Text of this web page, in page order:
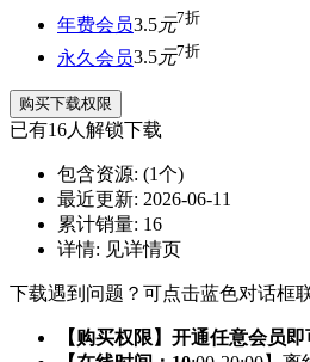
年费会员3.5元7折
永久会员3.5元7折
购买下载权限
已有16人解锁下载
包含资源: (1个)
最近更新: 2026-06-11
累计销量: 16
详情: 见详情页
下载遇到问题？可点击蓝色对话框
【购买权限】开通任意会员